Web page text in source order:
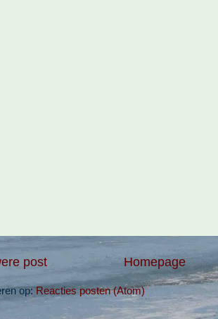
post Homepage
op: Reacties posten (Atom)